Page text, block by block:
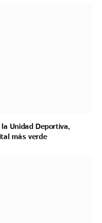
Unidad Deportiva,
más verde